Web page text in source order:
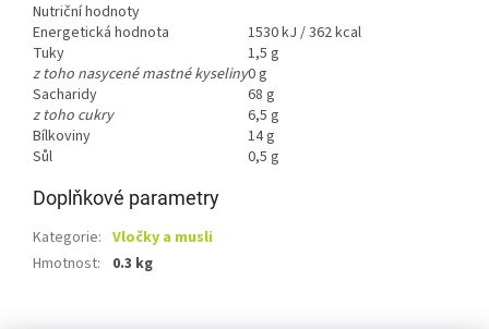
Nutriční hodnoty
Energetická hodnota
1530 kJ / 362 kcal
Tuky
1,5 g
z toho nasycené mastné kyseliny0 g
Sacharidy
68 g
z toho cukry
6,5 g
Bílkoviny
14 g
Sůl
0,5 g
Doplňkové parametry
Kategorie: Vločky a musli
Hmotnost: 0.3 kg